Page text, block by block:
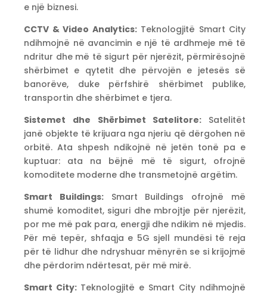
e një biznesi.
CCTV & Video Analytics:Teknologjitë Smart City
ndihmojnë në avancimin e një të ardhmeje më të
ndritur dhe më të sigurt për njerëzit, përmirësojnë
shërbimet e qytetit dhe përvojën e jetesës së
banorëve, duke përfshirë shërbimet publike,
transportin dhe shërbimet e tjera.
Sistemet dhe Shërbimet Satelitore: Satelitët
janë objekte të krijuara nga njeriu që dërgohen në
orbitë. Ata shpesh ndikojnë në jetën tonë pa e
kuptuar: ata na bëjnë më të sigurt, ofrojnë
komoditete moderne dhe transmetojnë argëtim.
Smart Buildings:Smart Buildings ofrojnë më
shumë komoditet, siguri dhe mbrojtje për njerëzit,
por me më pak para, energji dhe ndikim në mjedis.
Për më tepër, shfaqja e 5G sjell mundësi të reja
për të lidhur dhe ndryshuar mënyrën se si krijojmë
dhe përdorim ndërtesat, për më mirë.
Smart City: Teknologjitë e Smart City ndihmojnë